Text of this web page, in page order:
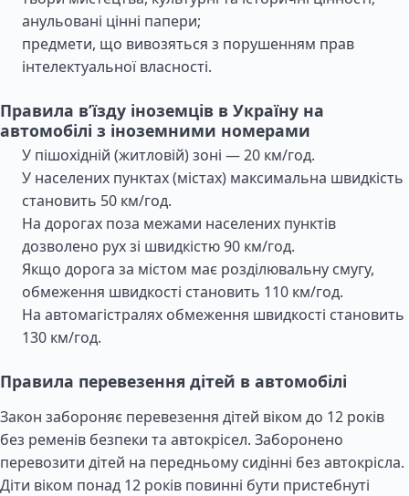
анульовані цінні папери;
предмети, що вивозяться з порушенням прав
інтелектуальної власності.
Правила в’їзду іноземців в Україну на
автомобілі з іноземними номерами
У пішохідній (житловій) зоні — 20 км/год.
У населених пунктах (містах) максимальна швидкість
становить 50 км/год.
На дорогах поза межами населених пунктів
дозволено рух зі швидкістю 90 км/год.
Якщо дорога за містом має розділювальну смугу,
обмеження швидкості становить 110 км/год.
На автомагістралях обмеження швидкості становить
130 км/год.
Правила перевезення дітей в автомобілі
Закон забороняє перевезення дітей віком до 12 років
без ременів безпеки та автокрісел. Заборонено
перевозити дітей на передньому сидінні без автокрісла.
Діти віком понад 12 років повинні бути пристебнуті